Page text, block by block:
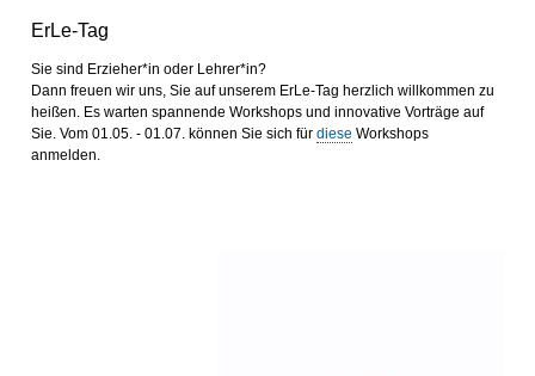
ErLe-Tag
Sie sind Erzieher*in oder Lehrer*in?
Dann freuen wir uns, Sie auf unserem ErLe-Tag herzlich willkommen zu
heißen. Es warten spannende Workshops und innovative Vorträge auf
Sie. Vom 01.05. - 01.07. können Sie sich für diese Workshops
anmelden.